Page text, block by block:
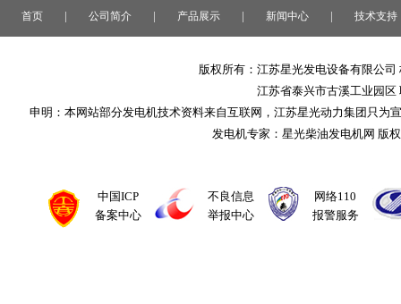
首页 | 公司简介 | 产品展示 | 新闻中心 | 技术支持
版权所有：江苏星光发电设备有限公司
江苏省泰兴市古溪工业园
申明：本网站部分发电机技术资料来自互联网，江苏星光动力集团只为
发电机专家：星光柴油发电机网 版
中国ICP
备案中心
不良信息
举报中心
网络110
报警服务